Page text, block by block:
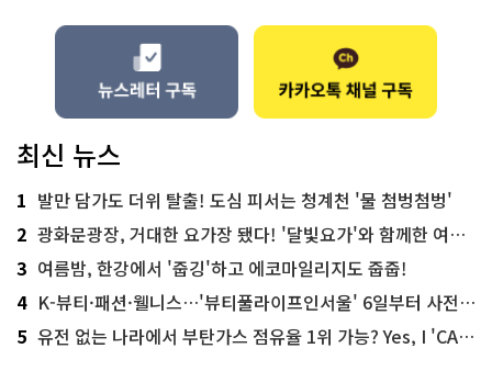
최신 뉴스
1 발만 담가도 더위 탈출! 도심 피서는 청계천 '물 첨벙첨벙'
2 광화문광장, 거대한 요가장 됐다! '달빛요가'와 함께한 여름밤 힐링
3 여름밤, 한강에서 '줍깅'하고 에코마일리지도 줍줍!
4 K-뷰티·패션·웰니스…'뷰티풀라이프인서울' 6일부터 사전 예약
5 유전 없는 나라에서 부탄가스 점유율 1위 가능? Yes, I 'CAN'